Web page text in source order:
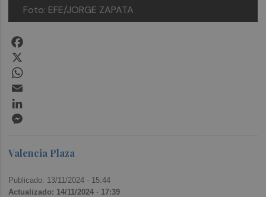
Foto: EFE/JORGE ZAPATA
Valencia Plaza
Publicado: 13/11/2024 · 15:44
Actualizado: 14/11/2024 · 17:39